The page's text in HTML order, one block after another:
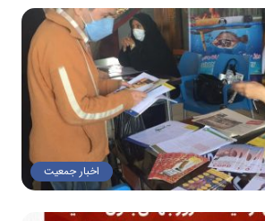
اخبار جمعیت